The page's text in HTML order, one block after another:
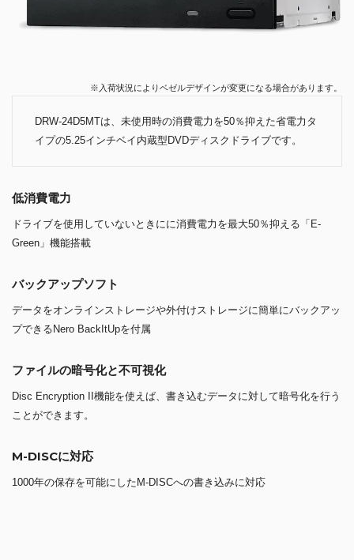
※入荷状況によりベゼルデザインが変更になる場合があります。
DRW-24D5MTは、未使用時の消費電力を50％抑えた省電力タ
イプの5.25インチベイ内蔵型DVDディスクドライブです。
低消費電力
ドライブを使用していないときにに消費電力を最大50％抑える「E-
Green」機能搭載
バックアップソフト
データをオンラインストレージや外付けストレージに簡単にバックアッ
プできるNero BackItUpを付属
ファイルの暗号化と不可視化
Disc Encryption II機能を使えば、書き込むデータに対して暗号化を行う
ことができます。
M-DISCに対応
1000年の保存を可能にしたM-DISCへの書き込みに対応